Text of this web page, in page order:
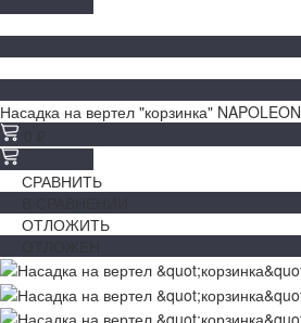
Насадка на вертел "корзинка" NAPOLEON
СРАВНИТЬ
ОТЛОЖИТЬ